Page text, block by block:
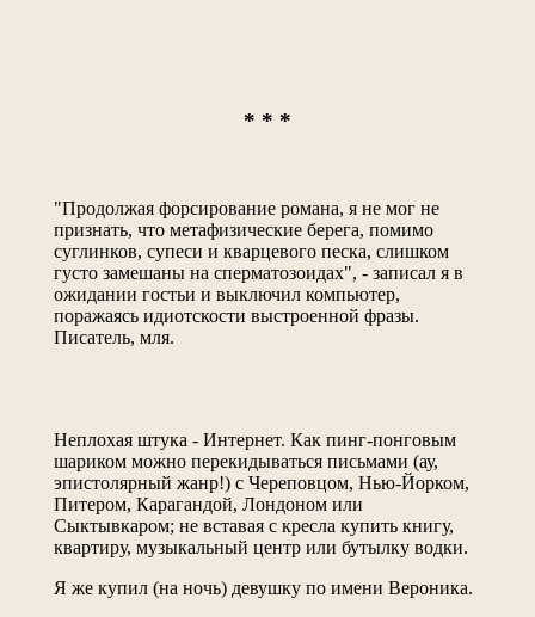
* * *
"Продолжая форсирование романа, я не мог не
признать, что метафизические берега, помимо
суглинков, супеси и кварцевого песка, слишком
густо замешаны на сперматозоидах", - записал я в
ожидании гостьи и выключил компьютер,
поражаясь идиотскости выстроенной фразы.
Писатель, мля.
Неплохая штука - Интернет. Как пинг-понговым
шариком можно перекидываться письмами (ау,
эпистолярный жанр!) с Череповцом, Нью-Йорком,
Питером, Карагандой, Лондоном или
Сыктывкаром; не вставая с кресла купить книгу,
квартиру, музыкальный центр или бутылку водки.
Я же купил (на ночь) девушку по имени Вероника.